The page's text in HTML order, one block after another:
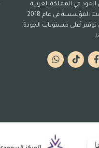
في المملكة العربية
السعودية. تأسست المؤسسة في عام 2018
أعلى مستويات الجودة